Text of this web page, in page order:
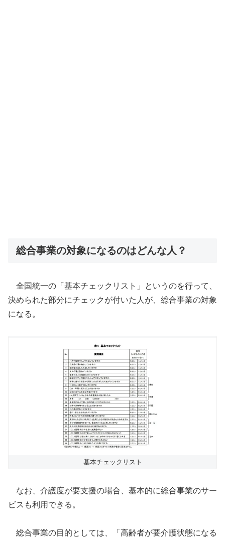
総合事業の対象になるのはどんな人？
全国統一の「基本チェックリスト」というのを行って、
決められた部分にチェックが付いた人が、総合事業の対象
になる。
基本チェックリスト
なお、介護度が要支援の場合、基本的に総合事業のサー
ビスも利用できる。
総合事業の目的としては、「高齢者が要介護状態になる